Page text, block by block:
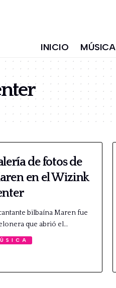
INICIO MÚSICA
de fotos de
en el Wizink
bilbaína Maren fue
que abrió el…